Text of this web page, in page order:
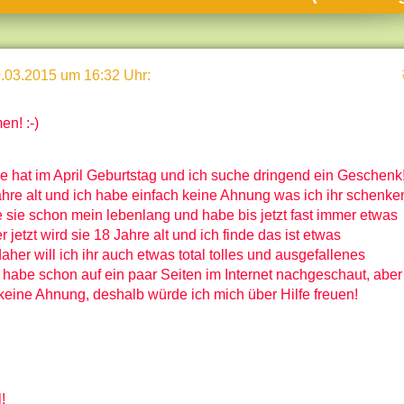
& Natur
& Politik
und Antworten
um 16:32 Uhr:
:-)
hat im April Geburtstag und ich suche dringend ein
alt und ich habe einfach keine Ahnung was ich ihr
sie schon mein lebenlang und habe bis jetzt fast immer etwas
jetzt wird sie 18 Jahre alt und ich finde das ist etwas
will ich ihr auch etwas total tolles und ausgefallenes
schon auf ein paar Seiten im Internet nachgeschaut, aber
Ahnung, deshalb würde ich mich über Hilfe freuen!